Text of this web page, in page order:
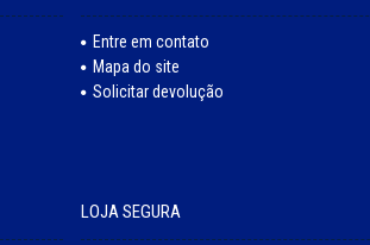
Entre em contato
Mapa do site
Solicitar devolução
LOJA SEGURA